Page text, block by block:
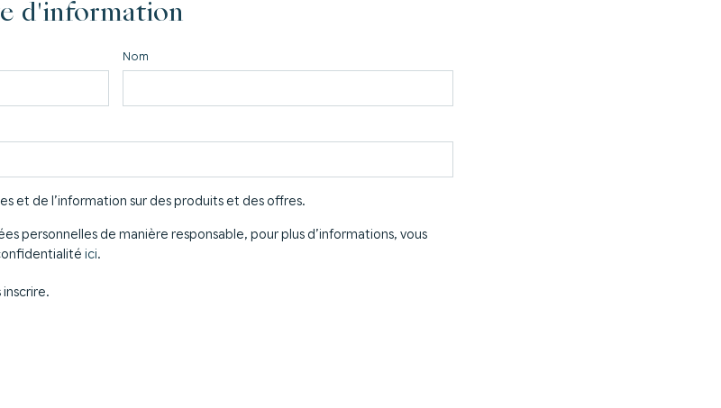
d'information
Nom
et de l’information sur des produits et des offres.
personnelles de manière responsable, pour plus d’informations, vous
ici.
inscrire.